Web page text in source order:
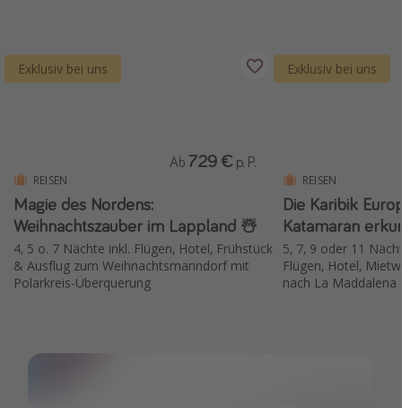
Exklusiv bei uns
REISEN
Magie des Nordens:
Weihnachtszauber im Lappland ☃️
4, 5 o. 7 Nächte inkl. Flügen, Hotel, Frühstück
& Ausflug zum Weihnachtsmanndorf mit
Polarkreis-Überquerung
Ab 729 € p. P.
Exklusiv bei uns
REISEN
Die Karibik
Katamaran
5, 7, 9 oder 11
Flügen, Hotel,
nach La Maddalena